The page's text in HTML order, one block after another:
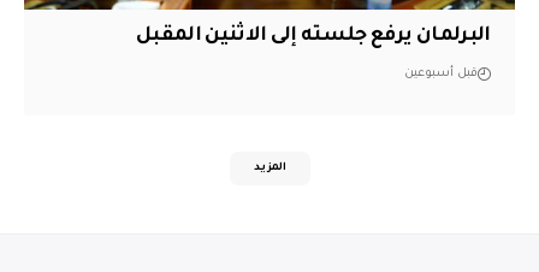
البرلمان يرفع جلسته إلى الاثنين المقبل
قبل أسبوعين
المزيد